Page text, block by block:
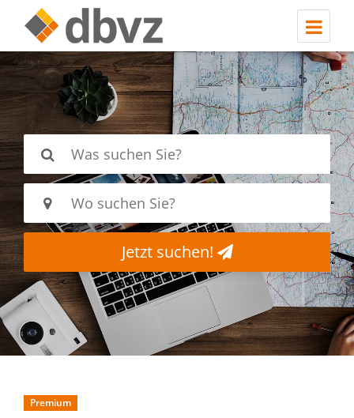
Jetzt suchen!
Premium